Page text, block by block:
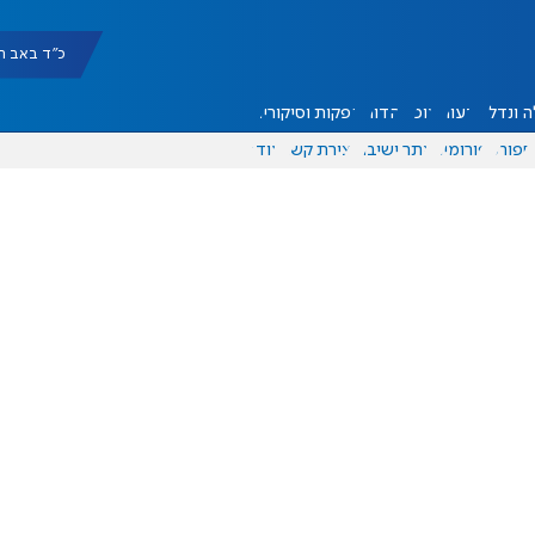
כ"ד באב תשפ"ו
ונדל"ן דעות אוכל יהדות הפקות וסיקורים
ספורט פורומים אתר ישיבה יצירת קשר עוד